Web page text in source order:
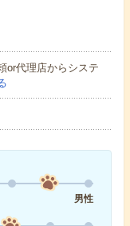
or代理店からシステ
男性